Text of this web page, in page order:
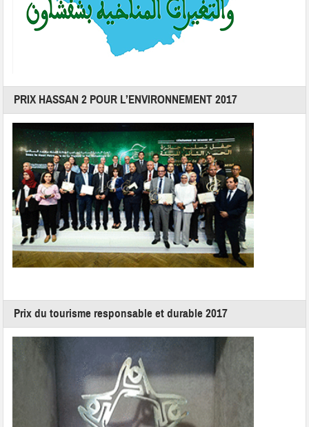
PRIX HASSAN 2 POUR L’ENVIRONNEMENT 2017
Prix du tourisme responsable et durable 2017